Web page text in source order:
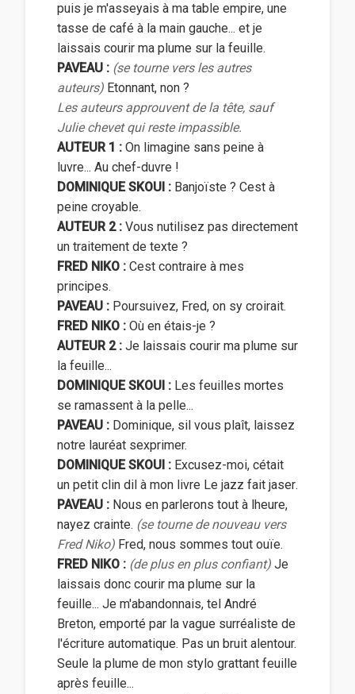
puis je m'asseyais à ma table empire, une
tasse de café à la main gauche... et je
laissais courir ma plume sur la feuille.
PAVEAU : (se tourne vers les autres
auteurs) Etonnant, non ?
Les auteurs approuvent de la tête, sauf
Julie chevet qui reste impassible.
AUTEUR 1 : On limagine sans peine à
luvre... Au chef-duvre !
DOMINIQUE SKOUI : Banjoïste ? Cest à
peine croyable.
AUTEUR 2 : Vous nutilisez pas directement
un traitement de texte ?
FRED NIKO : Cest contraire à mes
principes.
PAVEAU : Poursuivez, Fred, on sy croirait.
FRED NIKO : Où en étais-je ?
AUTEUR 2 : Je laissais courir ma plume sur
la feuille...
DOMINIQUE SKOUI : Les feuilles mortes
se ramassent à la pelle...
PAVEAU : Dominique, sil vous plaît, laissez
notre lauréat sexprimer.
DOMINIQUE SKOUI : Excusez-moi, cétait
un petit clin dil à mon livre Le jazz fait jaser.
PAVEAU : Nous en parlerons tout à lheure,
nayez crainte. (se tourne de nouveau vers
Fred Niko) Fred, nous sommes tout ouïe.
FRED NIKO : (de plus en plus confiant) Je
laissais donc courir ma plume sur la
feuille... Je m'abandonnais, tel André
Breton, emporté par la vague surréaliste de
l'écriture automatique. Pas un bruit alentour.
Seule la plume de mon stylo grattant feuille
après feuille...